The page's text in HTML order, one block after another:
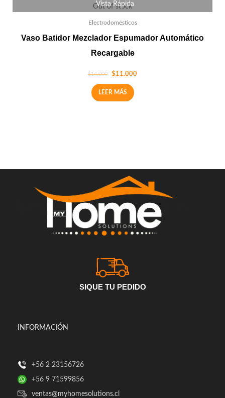
Out of stock
Vista Rápida
Electrodomésticos
Vaso Batidor Mezclador Espumador Automático
Recargable
$14.000 $11.000
LEER MÁS
SIQUE TU PEDIDO
INFORMACIÓN
+56 2 23156726
+56 9 71599856
ventas@myhomesolutions.cl